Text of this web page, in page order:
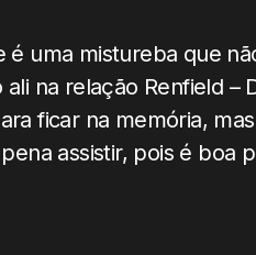
é uma mistureba que
ali na relação Renfield
ficar na memória,
assistir, pois é boa